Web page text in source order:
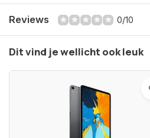
Reviews 0/10
Dit vind je wellicht ook leuk